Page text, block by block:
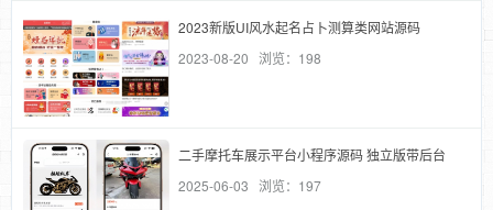
2023新版UI风水起名占卜测算类网站源码
2023-08-20 浏览：198
二手摩托车展示平台小程序源码 独立版带后台
2025-06-03 浏览：197